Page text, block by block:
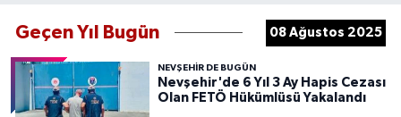
Geçen Yıl Bugün 08 Ağustos 2025
NEVŞEHIR DE BUGÜN
Nevşehir'de 6 Yıl 3 Ay Hapis Cezası
Olan FETÖ Hükümlüsü Yakalandı